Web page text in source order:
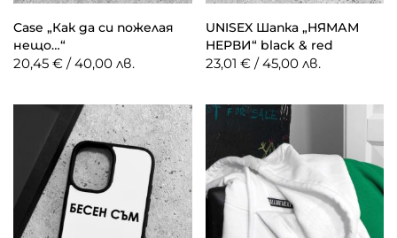
Case „Как да си пожелая
нещо…“
20,45 € / 40,00 лв.
UNISEX Шапка „НЯМАМ
НЕРВИ“ black & red
23,01 € / 45,00 лв.